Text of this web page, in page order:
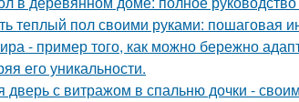
теплый пол своими руками: пошаговая
- пример того, как можно бережно
его уникальности.
дверь с витражом в спальню дочки -